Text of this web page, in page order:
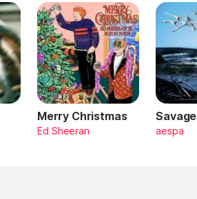
Merry Christmas
Ed Sheeran
Savage
aespa